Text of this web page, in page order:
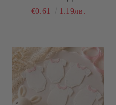
€0.61
1.19лв.